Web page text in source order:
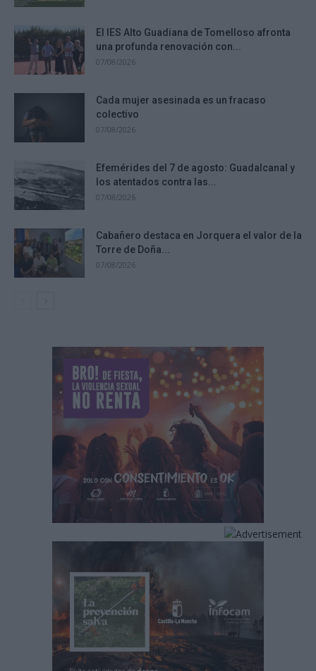
El IES Alto Guadiana de Tomelloso afronta
una profunda renovación con...
07/08/2026
Cada mujer asesinada es un fracaso
colectivo
07/08/2026
Efemérides del 7 de agosto: Guadalcanal y
los atentados contra las...
07/08/2026
Cabañero destaca en Jorquera el valor de la
Torre de Doña...
07/08/2026